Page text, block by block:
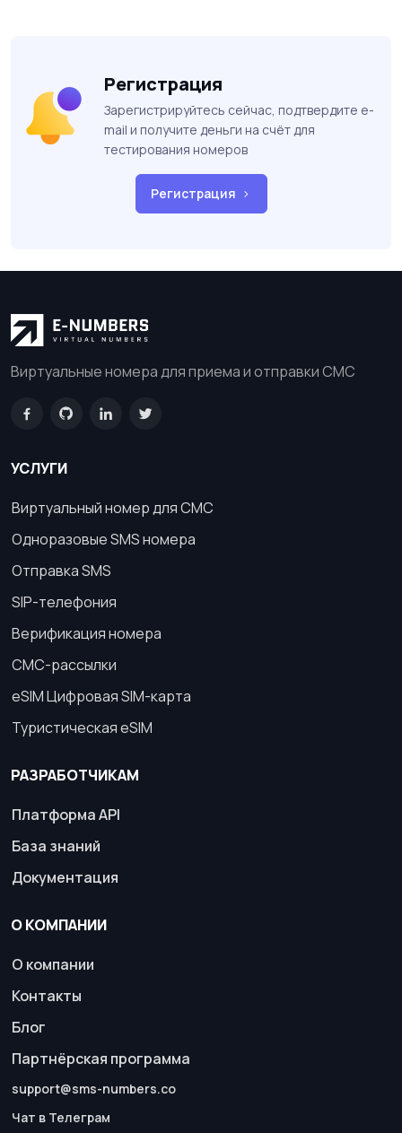
Регистрация
Зарегистрируйтесь сейчас, подтвердите e-
mail и получите деньги на счёт для
тестирования номеров
Регистрация
Виртуальные номера для приема и отправки СМС
УСЛУГИ
Виртуальный номер для СМС
Одноразовые SMS номера
Отправка SMS
SIP-телефония
Верификация номера
СМС-рассылки
eSIM Цифровая SIM-карта
Туристическая eSIM
РАЗРАБОТЧИКАМ
Платформа API
База знаний
Документация
О КОМПАНИИ
О компании
Контакты
Блог
Партнёрская программа
support@sms-numbers.co
Чат в Телеграм